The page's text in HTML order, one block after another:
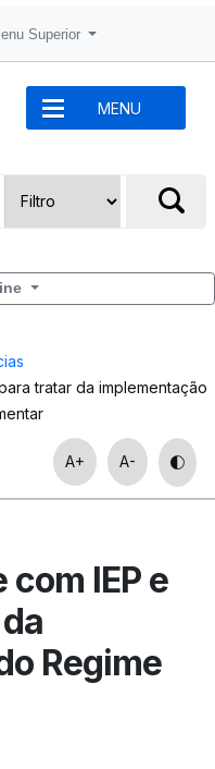
Superior
MENU
tratar da implementação
A+ A-
IEP e
Regime